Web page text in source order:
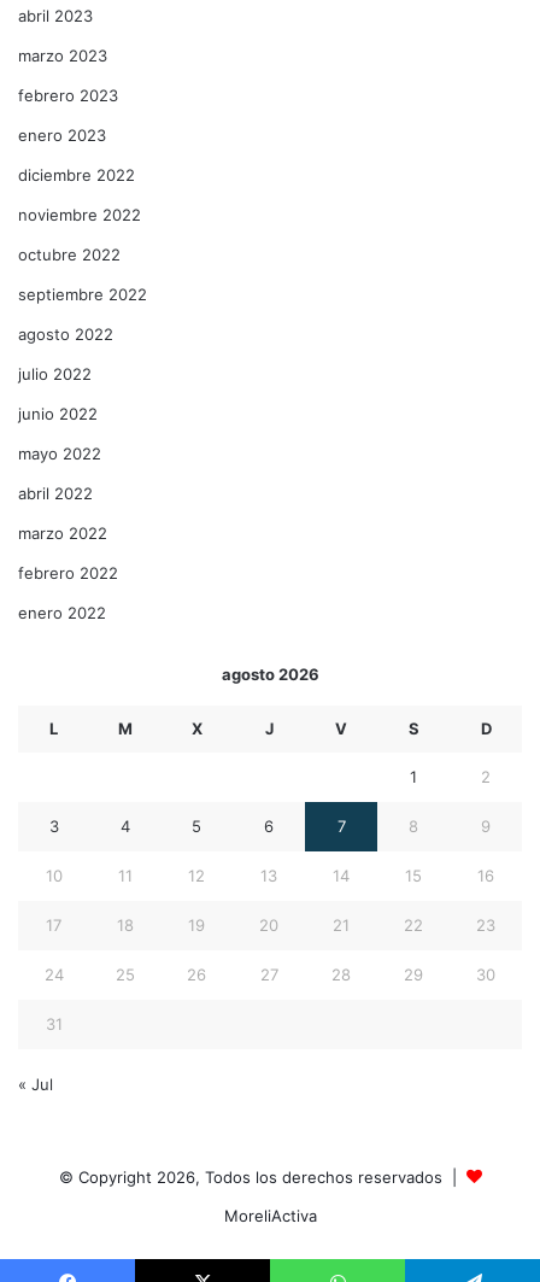
abril 2023
marzo 2023
febrero 2023
enero 2023
diciembre 2022
noviembre 2022
octubre 2022
septiembre 2022
agosto 2022
julio 2022
junio 2022
mayo 2022
abril 2022
marzo 2022
febrero 2022
enero 2022
agosto 2026
L M X J V S D
1 2
3 4 5 6 7 8 9
10 11 12 13 14 15 16
17 18 19 20 21 22 23
24 25 26 27 28 29 30
31
« Jul
© Copyright 2026, Todos los derechos reservados |
MoreliActiva